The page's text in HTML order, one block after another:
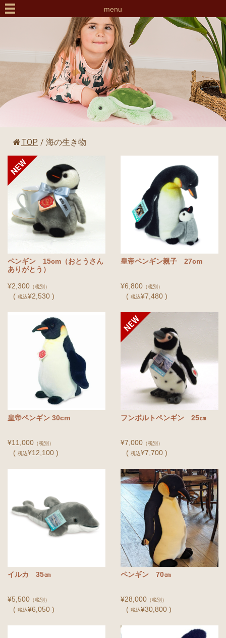
menu
TOP / 海の生き物
ペンギン 15cm（おとうさん
ありがとう）
¥2,300 （税別）
(税込¥2,530 )
皇帝ペンギン親子 27cm
¥6,800 （税別）
(税込¥7,480 )
皇帝ペンギン 30cm
¥11,000 （税別）
(税込¥12,100 )
フンボルトペンギン 25㎝
¥7,000 （税別）
(税込¥7,700 )
イルカ 35㎝
¥5,500 （税別）
(税込¥6,050 )
ペンギン 70㎝
¥28,000 （税別）
(税込¥30,800 )